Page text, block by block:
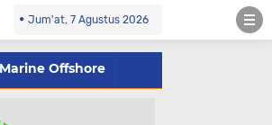
Jum'at, 7 Agustus 2026
Marine Offshore